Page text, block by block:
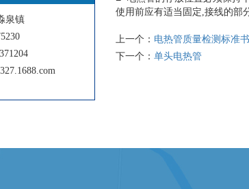
泉镇
使用前应有适当固定,接线的部
上一个： 电热管质量检测标准书
下一个： 单头电热管